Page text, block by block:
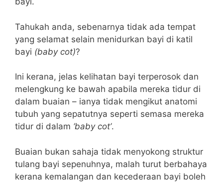
Tahukah anda, sebenarnya tidak ada tempat
yang selamat selain menidurkan bayi di katil
bayi (baby cot)?
Ini kerana, jelas kelihatan bayi terperosok dan
melengkung ke bawah apabila mereka tidur di
dalam buaian – ianya tidak mengikut anatomi
tubuh yang sepatutnya seperti semasa mereka
tidur di dalam ‘baby cot’.
Buaian bukan sahaja tidak menyokong struktur
tulang bayi sepenuhnya, malah turut berbahaya
kerana kemalangan dan kecederaan bayi boleh